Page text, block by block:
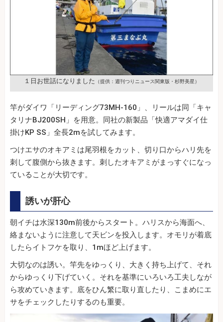
１日お世話になりました （提供：週刊つりニュース関東版・杉野美星）
竿がダイワ「リーディング73MH-160」、リールは同「キャ
タリナBJ200SH」を用意。同社の新製品「快適アマダイ仕
掛けKP SS」全長2mを試してみます。
つけエサのオキアミは尾羽根をカット、切り口からハリ先を
刺して腹側から抜きます。刺したオキアミがまっすぐになっ
ていることが大切です。
誘いが肝心
朝イチは水深130m前後からスタート。ハリスから海面へ、
絡まないように注意して天ビンを投入します。オモリが着底
したらイトフケを取り、1mほど上げます。
大切なのは誘い。竿先をゆっくり、大きく持ち上げて、それ
からゆっくり下げていく。それを基準にいろいろ工夫しなが
ら攻めていきます。底をひん繁に取り直したり、こまめにエ
サをチェックしたりするのも重要。